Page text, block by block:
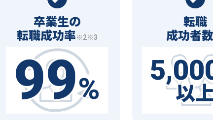
卒業生の
転職成功率※2※3
99%
転職
成功者数
以